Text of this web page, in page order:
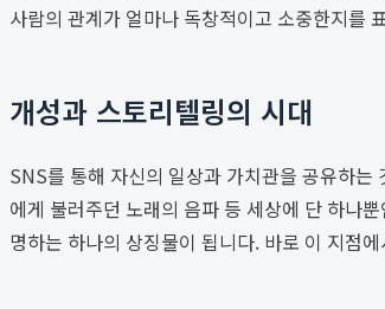
사람의 관계가 얼마나 독창적이고 소중한지를
개성과 스토리텔링의 시대
SNS를 통해 자신의 일상과 가치관을 공유하
에게 불러주던 노래의 음파 등 세상에 단 하나
명하는 하나의 상징물이 됩니다. 바로 이 지점에